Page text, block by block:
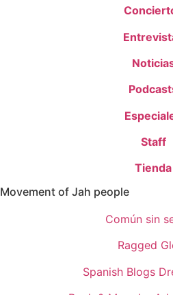
Staff
Tienda
Movement of Jah people
Común sin
Ragged
Spanish Blogs